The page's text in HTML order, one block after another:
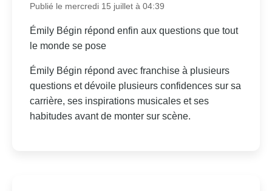
Publié le mercredi 15 juillet à 04:39
Émily Bégin répond enfin aux questions que tout
le monde se pose
Émily Bégin répond avec franchise à plusieurs
questions et dévoile plusieurs confidences sur sa
carrière, ses inspirations musicales et ses
habitudes avant de monter sur scène.